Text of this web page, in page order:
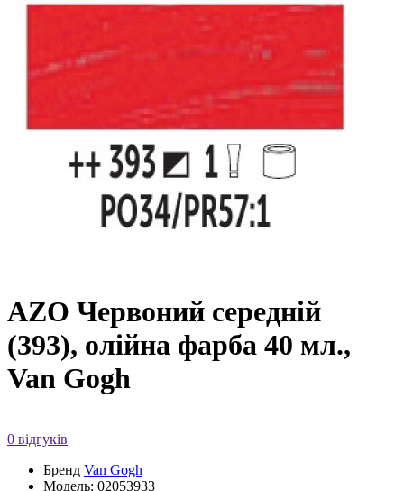
AZO Червоний середній
(393), олійна фарба 40 мл.,
Van Gogh
0 відгуків
Бренд Van Gogh
Модель: 02053933